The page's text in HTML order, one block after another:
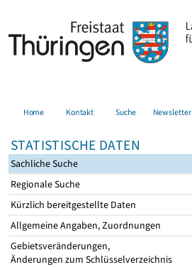
Home Kontakt Suche Newsletter
STATISTISCHE DATEN
Sachliche Suche
Regionale Suche
Kürzlich bereitgestellte Daten
Allgemeine Angaben, Zuordnungen
Gebietsveränderungen,
Änderungen zum Schlüsselverzeichnis